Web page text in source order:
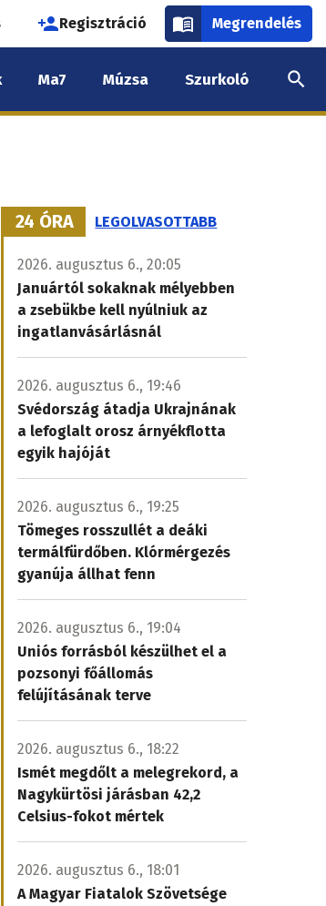
Regisztráció Megrendelés
Ma7 Múzsa Szurkoló
24 ÓRA LEGOLVASOTTABB
2026. augusztus 6., 20:05
Januártól sokaknak mélyebben
a zsebükbe kell nyúlniuk az
ingatlanvásárlásnál
2026. augusztus 6., 19:46
Svédország átadja Ukrajnának
a lefoglalt orosz árnyékflotta
egyik hajóját
2026. augusztus 6., 19:25
Tömeges rosszullét a deáki
termálfürdőben. Klórmérgezés
gyanúja állhat fenn
2026. augusztus 6., 19:04
Uniós forrásból készülhet el a
pozsonyi főállomás
felújításának terve
2026. augusztus 6., 18:22
Ismét megdőlt a melegrekord, a
Nagykürtösi járásban 42,2
Celsius-fokot mértek
2026. augusztus 6., 18:01
A Magyar Fiatalok Szövetsége